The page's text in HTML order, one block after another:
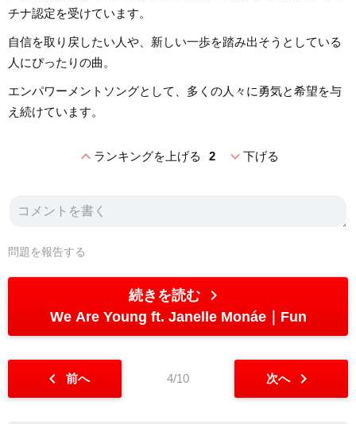
チナ認定を受けています。
自信を取り戻したい人や、新しい一歩を踏み出そうとしている
人にぴったりの曲。
エンパワーメントソングとして、多くの人々に勇気と希望を与
え続けています。
expand_lessランキングを上げる 2 expand_more下げる
問題を報告する
続きを読む chevron_right
We Are Young ft. Janelle Monáe Fun
chevron_left 前へ 4/10 次へ chevron_right